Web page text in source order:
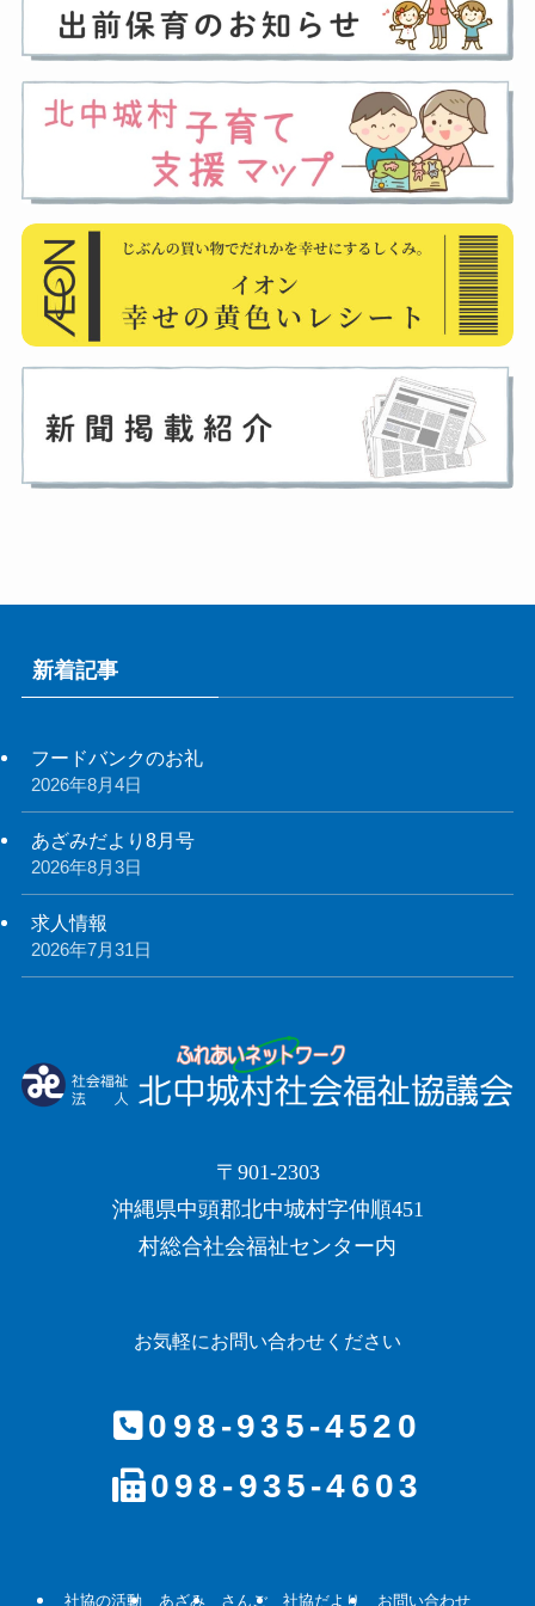
新着記事
フードバンクのお礼
2026年8月4日
あざみだより8月号
2026年8月3日
求人情報
2026年7月31日
〒901-2303
沖縄県中頭郡北中城村字仲順451
村総合社会福祉センター内
お気軽にお問い合わせください
098-935-4520
098-935-4603
社協の活動 あざみ さんご 社協だより お問い合わせ